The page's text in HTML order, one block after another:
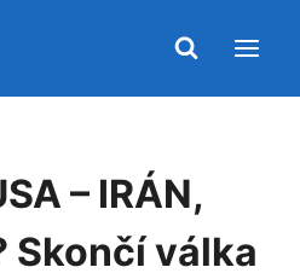
– IRÁN,
Skončí válka